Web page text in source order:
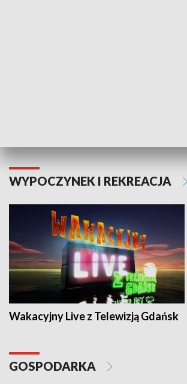
WYPOCZYNEK I REKREACJA
Wakacyjny Live z Telewizją Gdańsk
GOSPODARKA